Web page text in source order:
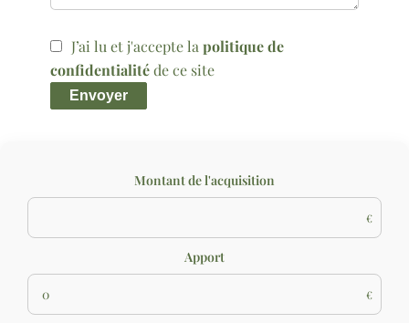
J’ai lu et j'accepte la politique de
confidentialitéde ce site
Envoyer
Montant de l'acquisition
€
Apport
€